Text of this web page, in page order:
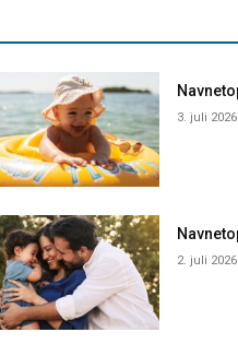
3. juli 2026
2. juli 2026